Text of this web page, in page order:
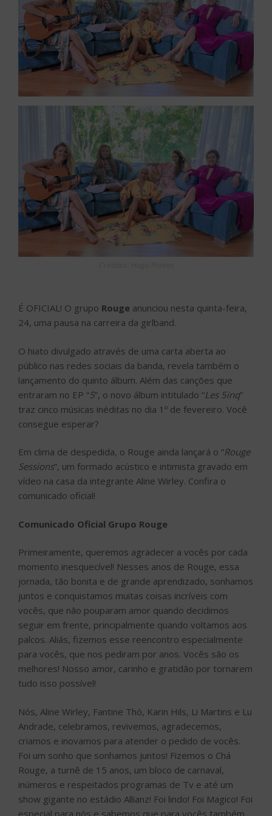
É OFICIAL! O grupo Rouge anunciou nesta quinta-feira,
24, uma pausa na carreira da girlband.
O hiato divulgado através de uma carta aberta ao
público nas redes sociais da banda, revela também o
lançamento do quinto álbum. Além das canções que
entraram no EP “5”, o novo álbum intitulado “Les 5inq”
traz cinco músicas inéditas no dia 1º de fevereiro. Você
consegue esperar?
Em clima de despedida, o Rouge ainda lançará o “Rouge
Sessions“, um formado acústico e intimista gravado em
vídeo na casa da integrante Aline Wirley. Confira o
comunicado oficial!
Comunicado Oficial Grupo Rouge
Primeiramente, queremos agradecer a vocês por cada
momento inesquecível! Nesses anos de Rouge, essa
jornada, tão bonita e de grande aprendizado, sonhamos
juntos e conquistamos muitas coisas incríveis com
vocês, que não pouparam amor quando decidimos
seguir em frente, principalmente quando voltamos aos
palcos. Aliás, fizemos esse reencontro especialmente
para vocês, que nos pediram por anos. Vocês são os
melhores! Nosso amor, carinho e gratidão por tornarem
tudo isso possível!
Nós, Aline Wirley, Fantine Thó, Karin Hils, Li Martins e Lu
Andrade, celebramos, revivemos, agradecemos,
criamos e inovamos para atender o pedido de vocês.
Foi um sonho que sonhamos juntos! Fizemos o Chá
Rouge, a turnê de 15 anos, um bloco de carnaval,
inúmeros e respeitados programas de Tv e até um
show gigante no estádio Allianz! Foi lindo! Foi Magico! Foi
especial para nós e sabemos que para vocês também.